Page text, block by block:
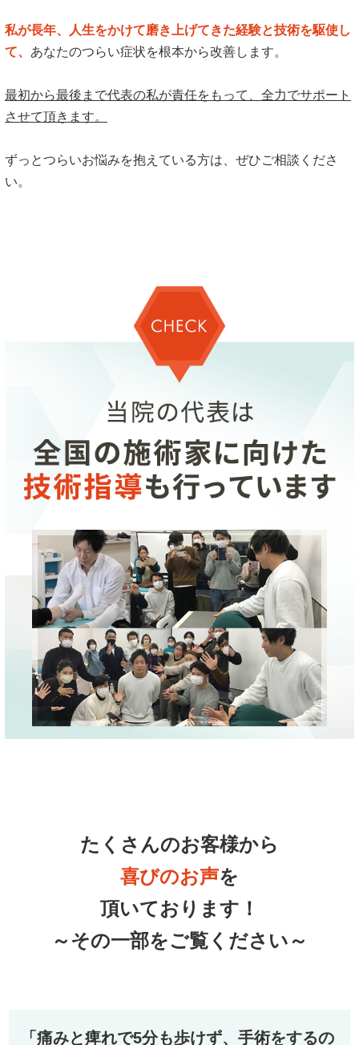
私が長年、人生をかけて磨き上げてきた経験と技術を駆使し
て、 あなたのつらい症状を根本から改善します。
最初から最後まで代表の私が責任をもって、全力でサポート
させて頂きます。
ずっとつらいお悩みを抱えている方は、ぜひご相談くださ
い。
たくさんのお客様から
喜びのお声を
頂いております！
～その一部をご覧ください～
「痛みと痺れで5分も歩けず、手術をするの